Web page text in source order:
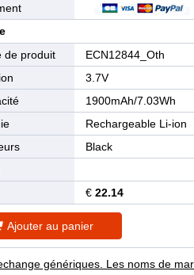
de produit
ECN12844_Oth
3.7V
1900mAh/7.03Wh
Rechargeable Li-ion
Black
€22.14
Ajouter au panier
génériques. Les noms de